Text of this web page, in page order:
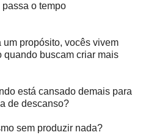
o tempo
propósito, vocês vivem
quando buscam criar mais
está cansado demais para
de descanso?
sem produzir nada?